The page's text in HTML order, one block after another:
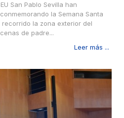
San Pablo Sevilla han
la Semana Santa
la zona exterior del
de padre...
Leer más ...